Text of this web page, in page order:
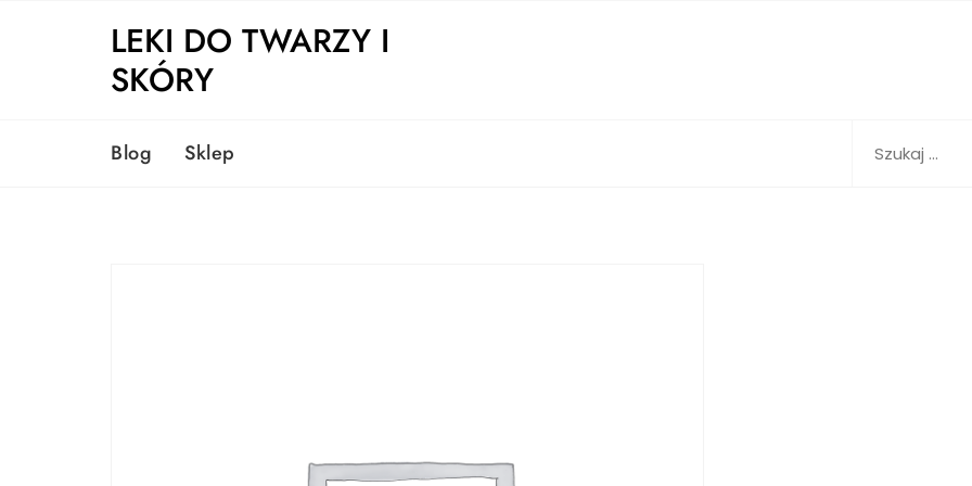
LEKI DO TWARZY I
SKÓRY
Blog Sklep Szukaj: